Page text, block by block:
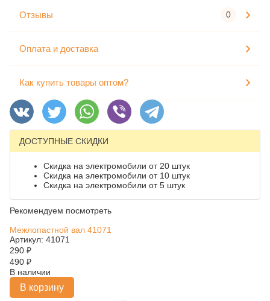
Отзывы 0
Оплата и доставка
Как купить товары оптом?
ДОСТУПНЫЕ СКИДКИ
Скидка на электромобили от 20 штук
Скидка на электромобили от 10 штук
Скидка на электромобили от 5 штук
Рекомендуем посмотреть
Межлопастной вал 41071
Артикул: 41071
290 ₽
490 ₽
В наличии
В корзину